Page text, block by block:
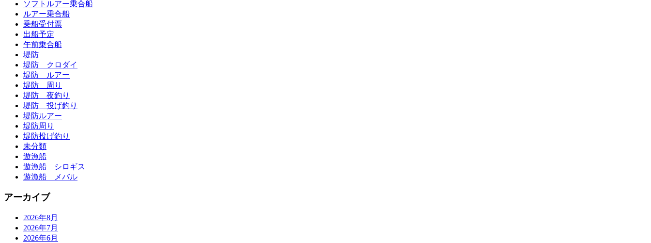
ソフトルアー乗合船
ルアー乗合船
乗船受付票
出船予定
午前乗合船
堤防
堤防 クロダイ
堤防 ルアー
堤防 周り
堤防 夜釣り
堤防 投げ釣り
堤防ルアー
堤防周り
堤防投げ釣り
未分類
遊漁船
遊漁船 シロギス
遊漁船 メバル
アーカイブ
2026年8月
2026年7月
2026年6月